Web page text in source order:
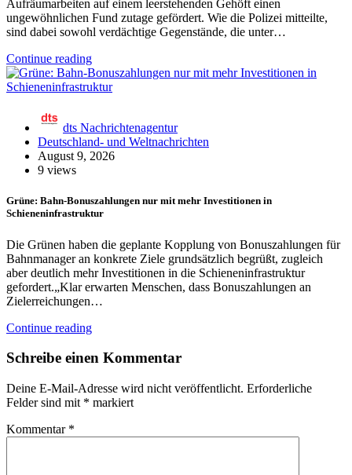
Aufräumarbeiten auf einem leerstehenden Gehöft einen
ungewöhnlichen Fund zutage gefördert. Wie die Polizei mitteilte,
sind dabei sowohl verdächtige Gegenstände, die unter…
Continue reading
dts Nachrichtenagentur
Deutschland- und Weltnachrichten
August 9, 2026
9 views
Grüne: Bahn-Bonuszahlungen nur mit mehr Investitionen in
Schieneninfrastruktur
Die Grünen haben die geplante Kopplung von Bonuszahlungen für
Bahnmanager an konkrete Ziele grundsätzlich begrüßt, zugleich
aber deutlich mehr Investitionen in die Schieneninfrastruktur
gefordert.„Klar erwarten Menschen, dass Bonuszahlungen an
Zielerreichungen…
Continue reading
Schreibe einen Kommentar
Deine E-Mail-Adresse wird nicht veröffentlicht. Erforderliche
Felder sind mit * markiert
Kommentar *